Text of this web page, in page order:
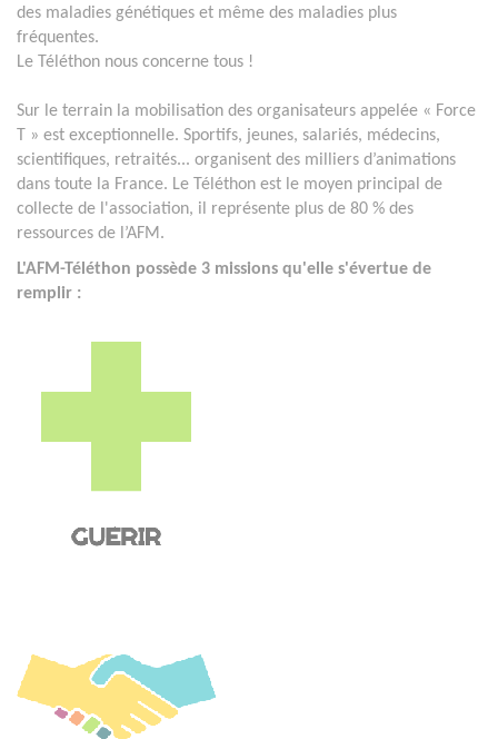
des maladies génétiques et même des maladies plus
fréquentes.
Le Téléthon nous concerne tous !
Sur le terrain la mobilisation des organisateurs appelée « Force
T » est exceptionnelle. Sportifs, jeunes, salariés, médecins,
scientifiques, retraités... organisent des milliers d’animations
dans toute la France. Le Téléthon est le moyen principal de
collecte de l'association, il représente plus de 80 % des
ressources de l’AFM.
L'AFM-Téléthon possède 3 missions qu'elle s'évertue de
remplir :